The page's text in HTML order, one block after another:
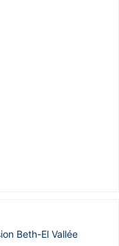
Beth-El Vallée